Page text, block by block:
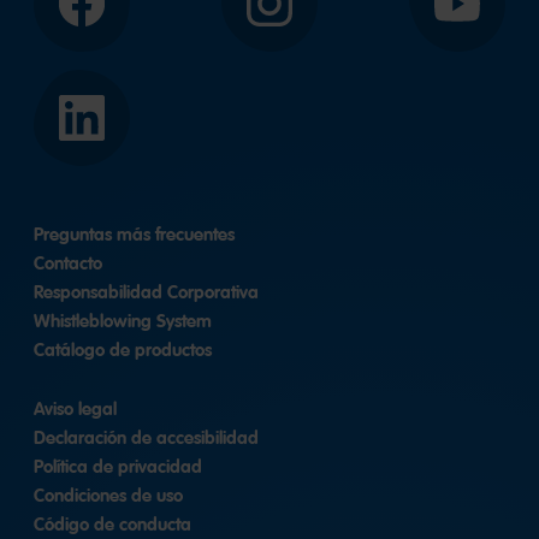
Facebook Instagram YouTube
LinkedIn
Preguntas más frecuentes
Contacto
Responsabilidad Corporativa
Whistleblowing System
Catálogo de productos
Aviso legal
Declaración de accesibilidad
Política de privacidad
Condiciones de uso
Código de conducta